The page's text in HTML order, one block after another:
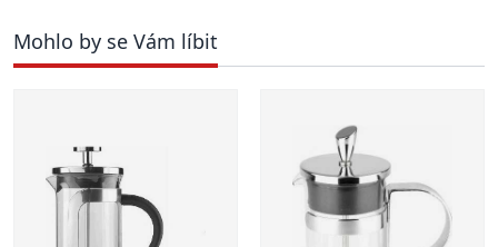
Mohlo by se Vám líbit